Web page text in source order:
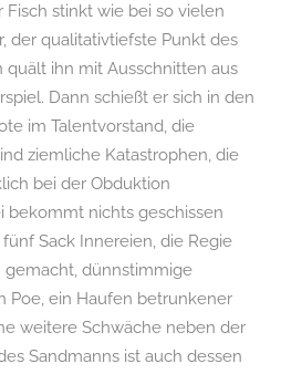
Fisch stinkt wie bei so vielen
, der qualitativtiefste Punkt des
quält ihn mit Ausschnitten aus
Dann schießt er sich in den
im Talentvorstand, die
ziemliche Katastrophen, die
bei der Obduktion
bekommt nichts geschissen
Sack Innereien, die Regie
gemacht, dünnstimmige
Poe, ein Haufen betrunkener
weitere Schwäche neben der
Sandmanns ist auch dessen